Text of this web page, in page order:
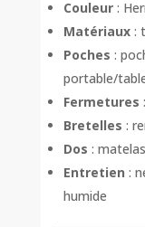
Couleur:
Matériaux:
Poches :
portable/
Fermetures
Bretelles :
Dos :
Entretien :
humide